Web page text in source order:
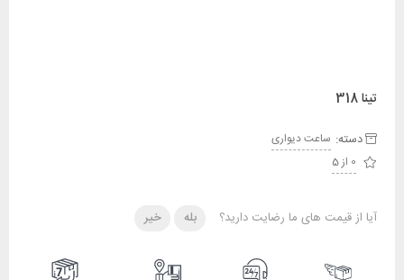
تینا 318
دسته: ساعت دیواری
0 از 5
آیا از قیمت های ما رضایت دارید؟ بله خیر